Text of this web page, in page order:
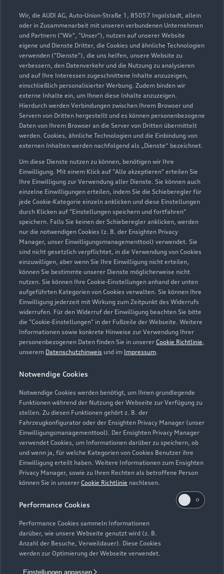
Wir, die AUDI AG, Auto-Union-Straße 1, 85057 Ingolstadt, allein
oder in Zusammenarbeit mit unseren verbundenen Unternehmen
und Partnern ("Wir", "Unser"), nutzen auf unserer Website
eigene und Dienste Dritter, die Cookies und ähnliche Technologien
verwenden ("Dienste"), die uns helfen, unsere Website zu
verbessern, den Datenverkehr und die Nutzung zu analysieren
und auf Ihre Interessen zugeschnittene Inhalte anzuzeigen,
einschließlich personalisierter Werbung. Zudem binden wir
externe Inhalte ein, um Ihnen diese Inhalte anzuzeigen.
Hierdurch werden Verbindungen zwischen Ihrem Browser und
Servern von Dritten hergestellt und es können personenbezogene
Daten von Ihrem Browser an die Server von Dritten übermittelt
werden. Cookies, ähnliche Technologien und die Einbindung von
externen Inhalten werden nachfolgend als „Dienste“ bezeichnet.
Um diese Dienste nutzen zu können, benötigen wir Ihre
Einwilligung. Mit einem Klick auf "Alle akzeptieren" erteilen Sie
Ihre Einwilligung zur Verwendung aller Dienste. Sie können auch
einzelne Einwilligungen erteilen, indem Sie die Schieberegler für
jede Cookie-Kategorie einzeln anklicken und diese Einstellungen
durch Klicken auf "Einstellungen speichern und fortfahren"
speichern. Falls Sie keinen der Schieberegler anklicken, werden
nur die notwendigen Cookies (z. B. der Ensighten Privacy
Manager, unser Einwilligungsmanagementtool) verwendet. Sie
sind nicht gesetzlich verpflichtet, in die Verwendung von Cookies
einzuwilligen, aber wenn Sie Ihre Einwilligung nicht erteilen,
können Sie bestimmte unserer Dienste möglicherweise nicht
nutzen. Sie können Ihre Cookie-Einstellungen anhand der unten
aufgeführten Kategorien von Cookies verwalten. Sie können Ihre
Einwilligung jederzeit mit Wirkung zum Zeitpunkt des Widerrufs
widerrufen. Für den Widerruf der Einwilligung beachten Sie bitte
die "Cookie-Einstellungen" in der Fußzeile der Webseite. Weitere
Informationen sowie konkrete Hinweise zur Verwendung Ihrer
personenbezogenen Daten finden Sie in unserer Cookie Richtlinie,
unserem Datenschutzhinweis und im Impressum.
Notwendige Cookies
Notwendige Cookies werden benötigt, um Ihnen grundlegende
Funktionen während der Nutzung der Webseite zur Verfügung zu
stellen. Zu diesen Funktionen gehört z. B. der
Fahrzeugkonfigurator oder der Ensighten Privacy Manager (unser
Einwilligungsmanagementtool). Der Ensighten Privacy Manager
verwendet Cookies, um Informationen darüber zu speichern, ob
und wenn ja, für welche Kategorien von Cookies Benutzer ihre
Einwilligung erteilt haben. Weitere Informationen zum Ensighten
Privacy Manager, sowie zu Ihren Rechten als betroffene Person
können Sie in unserer Cookie Richtlinie nachlesen.
Performance Cookies
Performance Cookies sammeln Informationen
darüber, wie unsere Webseite genutzt wird (z. B.
Anzahl der Besuche, Verweildauer). Diese Cookies
werden zur Optimierung der Webseite verwendet.
Einstellungen anpassen
Grüner Weg 27
23936 Grevesmühlen
03881 78800
service@autohaus-martens.com
Kontaktdaten herunterladen
Öffnungszeiten
Service
Schließt bald18:00
Schließt bald18:00
Zurück nach oben
Modelle
Elektromodelle
Plug-in-Hybride
Neuwagensuche
Gebrauchtwagensuche
Service & Zubehör
Saisonale Angebote
Support